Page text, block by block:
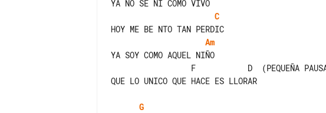
C
Am
YA SOY COMO AQUEL NIÑO
QUE LO UNICO QUE HACE ES LLORAR
G